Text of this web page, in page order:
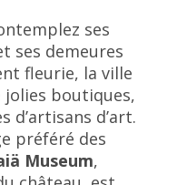
ses
ses demeures
fleurie, la ville
jolies boutiques,
d’artisans d’art.
préféré des
Museum,